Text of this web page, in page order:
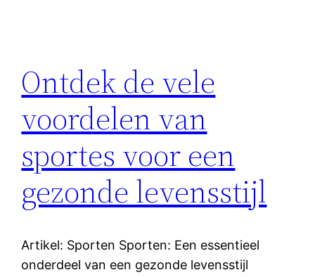
Ontdek de vele
voordelen van
sportes voor een
gezonde levensstijl
Artikel: Sporten Sporten: Een essentieel
onderdeel van een gezonde levensstijl